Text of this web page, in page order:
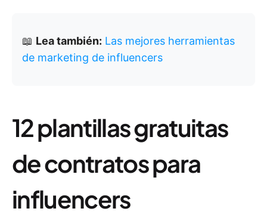
📖 Lea también: Las mejores herramientas
de marketing de influencers
12 plantillas gratuitas
de contratos para
influencers